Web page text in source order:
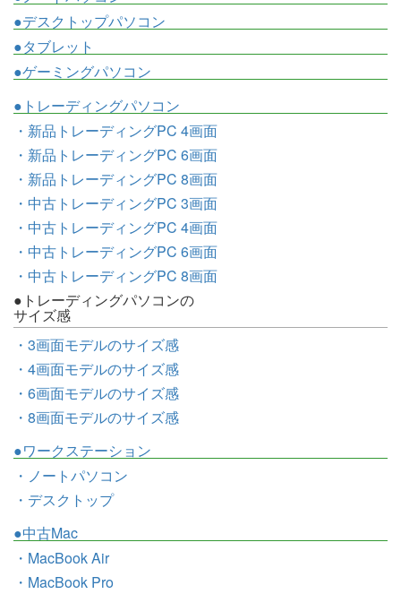
●デスクトップパソコン
●タブレット
●ゲーミングパソコン
●トレーディングパソコン
・新品トレーディングPC 4画面
・新品トレーディングPC 6画面
・新品トレーディングPC 8画面
・中古トレーディングPC 3画面
・中古トレーディングPC 4画面
・中古トレーディングPC 6画面
・中古トレーディングPC 8画面
●トレーディングパソコンの
サイズ感
・3画面モデルのサイズ感
・4画面モデルのサイズ感
・6画面モデルのサイズ感
・8画面モデルのサイズ感
●ワークステーション
・ノートパソコン
・デスクトップ
●中古Mac
・MacBook Air
・MacBook Pro